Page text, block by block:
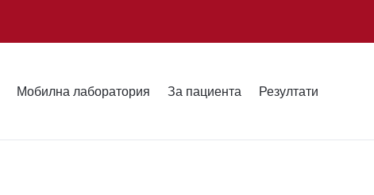
Мобилна лаборатория За пациента Резултати